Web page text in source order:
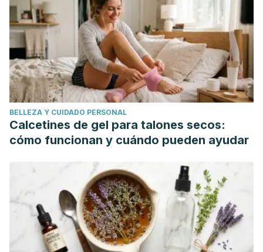
BELLEZA Y CUIDADO PERSONAL
Calcetines de gel para talones secos:
cómo funcionan y cuándo pueden ayudar